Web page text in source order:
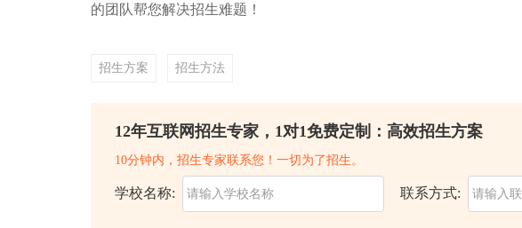
的团队帮您解决招生难题！
招生方案 招生方法
12年互联网招生专家，1对1免费定制：高效招生方案
10分钟内，招生专家联系您！一切为了招生。
学校名称: 联系方式: